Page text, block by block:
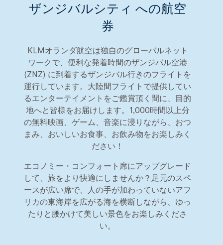
ザンジバルシティ への航空
券
KLMオランダ航空は独自のグローバルネット
ワークで、便利な発着時間のザンジバル空港
(ZNZ) に到着するザンジバル行きのフライトを
運行しています。大陸間フライトで提供してい
るエンターテイメントをご鑑賞頂く間に、目的
地へと皆様をお届けします。1,000時間以上分
の無料映画、ゲーム、音楽に浸りながら、おつ
まみ、おいしいお食事、お飲み物をお楽しみく
ださい！
エコノミー・コンフォート席にアップグレード
して、旅をより快適にしませんか？足元のスペ
ースが広い席で、人の手が加わっていないアフ
リカの東海岸を広がる海を横断しながら、ゆっ
たりと腰かけて美しい景色をお楽しみくださ
い。